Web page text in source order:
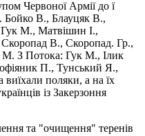
Червоної Армії до ї
Бойко В., Блауцяк В.,
М., Матвішин І.,
В., Скоропад. Гр.,
З Потока: Гук М., Ілик
П., Тунський Я.,
поляки, а на їх
із Закерзоння
та "очищення" теренів